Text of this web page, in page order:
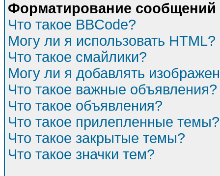
Форматирование
Что такое BBCode?
Могу ли я использовать HTML?
Что такое смайлики?
Могу ли я добавлять
Что такое важные объявления?
Что такое объявления?
Что такое прилепленные темы?
Что такое закрытые темы?
Что такое значки тем?